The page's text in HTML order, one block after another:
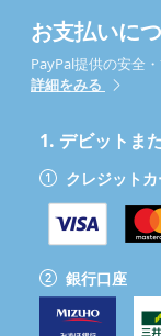
お支払いに
PayPal提供の安全
詳細をみる
1. デビットま
クレジットカ
銀行口座